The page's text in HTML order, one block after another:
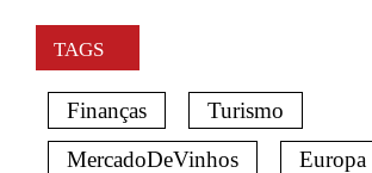
TAGS
Finanças
Turismo
MercadoDeVinhos
Europa